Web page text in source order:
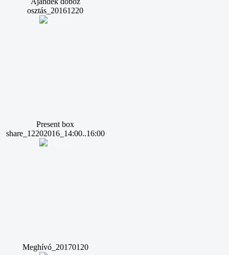
osztás_20161220
Present box
share_12202016_14:00..16:00
Meghívó_20170120